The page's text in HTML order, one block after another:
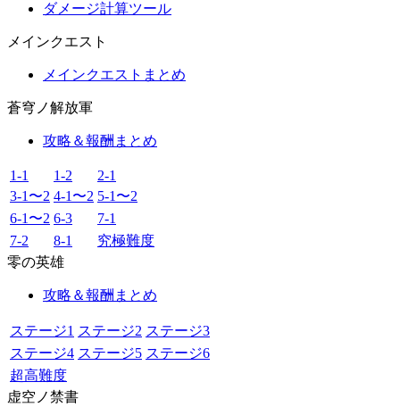
ダメージ計算ツール
メインクエスト
メインクエストまとめ
蒼穹ノ解放軍
攻略＆報酬まとめ
1-1 1-2
2-1
3-1〜2 4-1〜2 5-1〜2
6-1〜2 6-3
7-1
7-2
8-1
究極難度
零の英雄
攻略＆報酬まとめ
ステージ1 ステージ2 ステージ3
ステージ4 ステージ5 ステージ6
超高難度
虚空ノ禁書